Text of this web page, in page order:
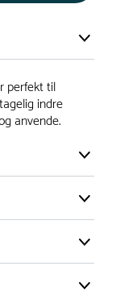
kvadratmeter
hylderne til
1-3
oplyses
dig via e-
perfekt til
indre
anvende.